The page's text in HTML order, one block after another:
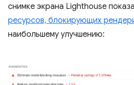
снимке экрана Lighthouse
ресурсов, блокирующих
наибольшему улучшению: